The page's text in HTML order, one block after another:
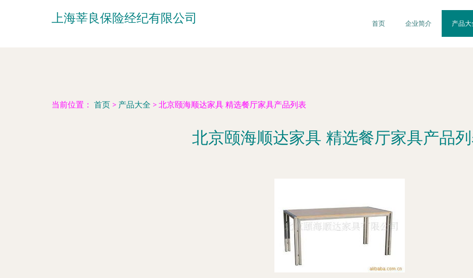
上海莘良保险经纪有限公司 首页 企业简介 产品大
当前位置： 首页 > 产品大全 > 北京颐海顺达家具 精选餐厅家具产品列表
北京颐海顺达家具 精选餐厅家具产品